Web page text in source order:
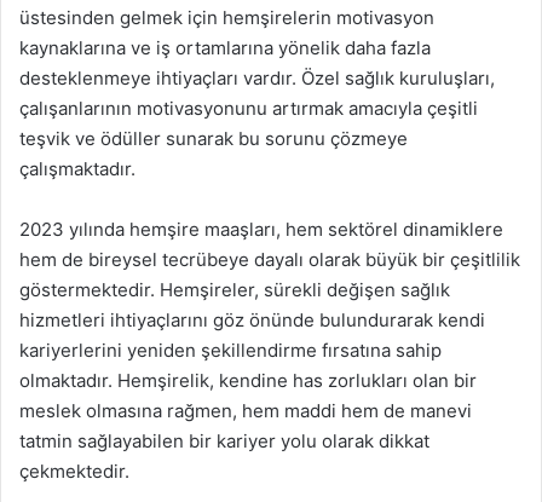
üstesinden gelmek için hemşirelerin motivasyon
kaynaklarına ve iş ortamlarına yönelik daha fazla
desteklenmeye ihtiyaçları vardır. Özel sağlık kuruluşları,
çalışanlarının motivasyonunu artırmak amacıyla çeşitli
teşvik ve ödüller sunarak bu sorunu çözmeye
çalışmaktadır.
2023 yılında hemşire maaşları, hem sektörel dinamiklere
hem de bireysel tecrübeye dayalı olarak büyük bir çeşitlilik
göstermektedir. Hemşireler, sürekli değişen sağlık
hizmetleri ihtiyaçlarını göz önünde bulundurarak kendi
kariyerlerini yeniden şekillendirme fırsatına sahip
olmaktadır. Hemşirelik, kendine has zorlukları olan bir
meslek olmasına rağmen, hem maddi hem de manevi
tatmin sağlayabilen bir kariyer yolu olarak dikkat
çekmektedir.